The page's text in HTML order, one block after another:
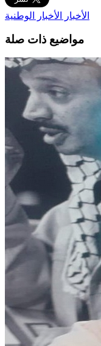
الأخبار الأخبار الوطنية
مواضيع ذات صلة